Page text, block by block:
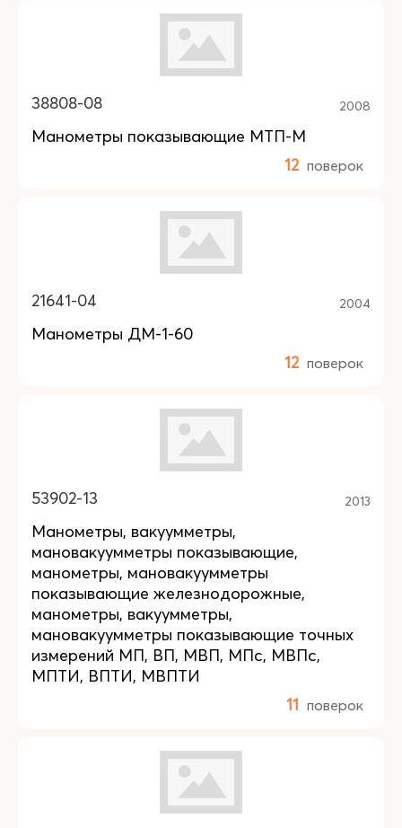
38808-08 2008
Манометры показывающие МТП-М
12 поверок
21641-04 2004
Манометры ДМ-1-60
12 поверок
53902-13 2013
Манометры, вакуумметры,
мановакуумметры показывающие,
манометры, мановакуумметры
показывающие железнодорожные,
манометры, вакуумметры,
мановакуумметры показывающие точных
измерений МП, ВП, МВП, МПс, МВПс,
МПТИ, ВПТИ, МВПТИ
11 поверок